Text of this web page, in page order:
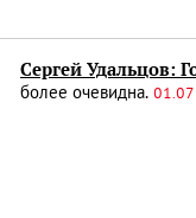
Сергей Удальцов:
более очевидна.